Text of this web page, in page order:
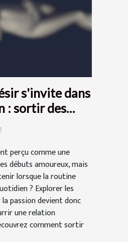
s'invite dans
: sortir des
perçu comme une
débuts amoureux, mais
lorsque la routine
? Explorer les
passion devient donc
une relation
comment sortir